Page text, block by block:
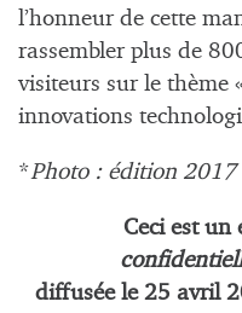
l’honneur de cette
rassembler plus de
visiteurs sur le thème
innovations
*Photo : édition 2017
Ceci est un
diffusée le25 avril